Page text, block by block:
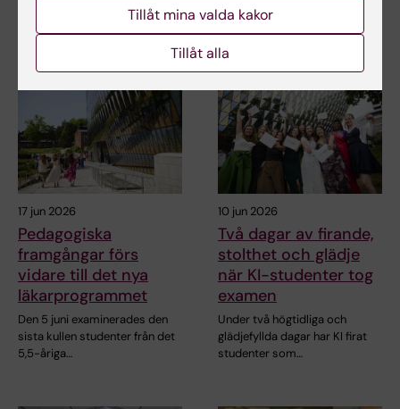
hans kursare på det 5,5-åriga
sista kullen studenter från det
5,5-åriga…
17 jun 2026
Pedagogiska
framgångar förs
vidare till det nya
läkarprogrammet
Den 5 juni examinerades den
sista kullen studenter från det
5,5-åriga…
10 jun 2026
Två dagar av firande,
stolthet och glädje
när KI-studenter tog
examen
Under två högtidliga och
glädjefyllda dagar har KI firat
studenter som…
Tillåt mina valda kakor
Tillåt alla